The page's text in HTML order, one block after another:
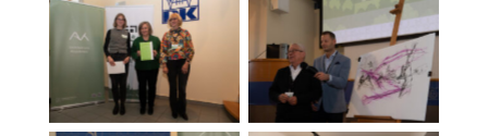
Brak podpisu Brak podpisu